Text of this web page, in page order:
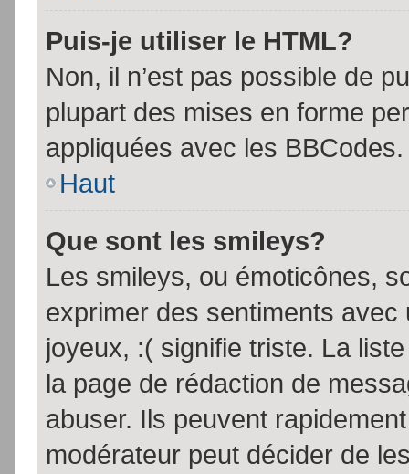
Puis-je utiliser le HTML?
Non, il n’est pas possible de
plupart des mises en forme
appliquées avec les BBCodes.
Haut
Que sont les smileys?
Les smileys, ou émoticônes,
exprimer des sentiments
joyeux, :( signifie triste. La
la page de rédaction de
abuser. Ils peuvent
modérateur peut décider de